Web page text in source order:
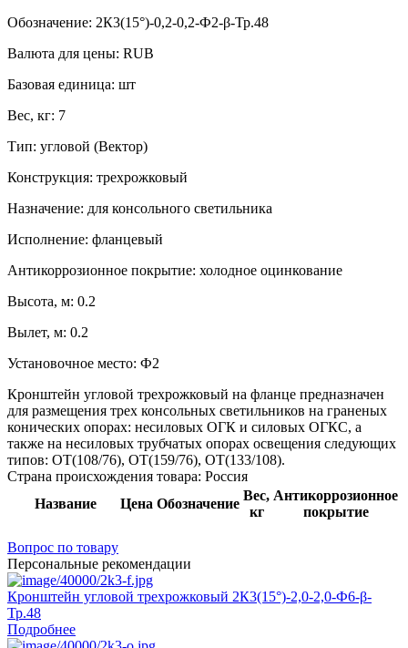
Обозначение: 2К3(15°)-0,2-0,2-Ф2-β-Тр.48
Валюта для цены: RUB
Базовая единица: шт
Вес, кг: 7
Тип: угловой (Вектор)
Конструкция: трехрожковый
Назначение: для консольного светильника
Исполнение: фланцевый
Антикоррозионное покрытие: холодное оцинкование
Высота, м: 0.2
Вылет, м: 0.2
Установочное место: Ф2
Кронштейн угловой трехрожковый на фланце предназначен
для размещения трех консольных светильников на граненых
конических опорах: несиловых ОГК и силовых ОГКС, а
также на несиловых трубчатых опорах освещения следующих
типов: ОТ(108/76), ОТ(159/76), ОТ(133/108).
Страна происхождения товара: Россия
Название
Цена Обозначение
Вес,
кг
Антикоррозионное
покрытие
Вопрос по товару
Персональные рекомендации
Кронштейн угловой трехрожковый 2К3(15°)-2,0-2,0-Ф6-β-
Тр.48
Подробнее